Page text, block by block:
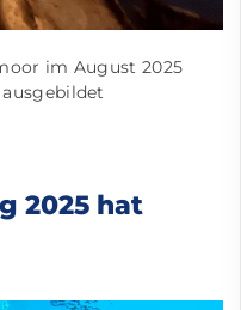
im August 2025
2025 hat